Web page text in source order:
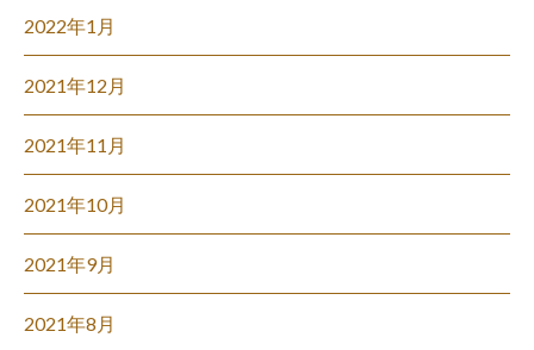
2022年1月
2021年12月
2021年11月
2021年10月
2021年9月
2021年8月